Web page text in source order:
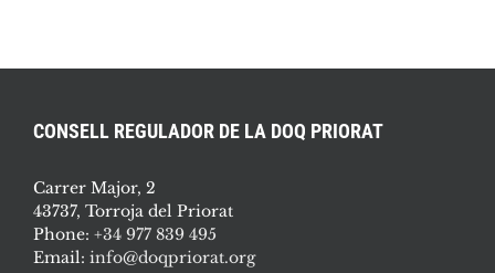
CONSELL REGULADOR DE LA DOQ PRIORAT
Carrer Major, 2
43737, Torroja del Priorat
Phone: +34 977 839 495
Email: info@doqpriorat.org